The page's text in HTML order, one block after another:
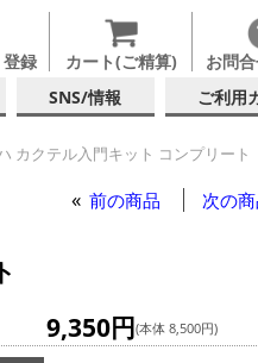
録 カート(ご精算) お問
SNS/情報 ご利用
カクテル入門キット コンプリート
前の商品 次の
9,350円(本体 8,500円)